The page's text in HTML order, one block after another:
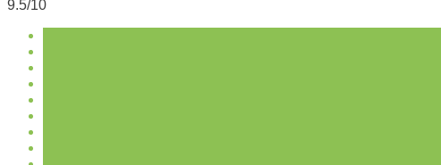
9.5/10